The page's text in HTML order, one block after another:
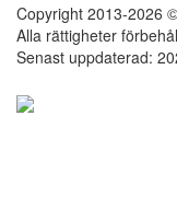
Copyright 2013-2026
Alla rättigheter
Senast uppdaterad: